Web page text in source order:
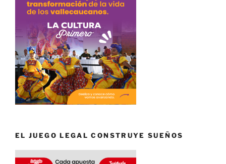
EL JUEGO LEGAL CONSTRUYE SUEÑOS